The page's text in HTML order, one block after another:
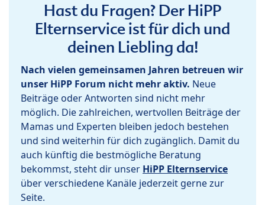
Hast du Fragen? Der HiPP
Elternservice ist für dich und
deinen Liebling da!
Nach vielen gemeinsamen Jahren betreuen wir
unser HiPP Forum nicht mehr aktiv. Neue
Beiträge oder Antworten sind nicht mehr
möglich. Die zahlreichen, wertvollen Beiträge der
Mamas und Experten bleiben jedoch bestehen
und sind weiterhin für dich zugänglich. Damit du
auch künftig die bestmögliche Beratung
bekommst, steht dir unser HiPP Elternservice
über verschiedene Kanäle jederzeit gerne zur
Seite.